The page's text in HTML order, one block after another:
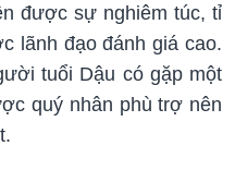
được sự nghiêm túc, tỉ
lãnh đạo đánh giá cao.
tuổi Dậu có gặp một
quý nhân phù trợ nên